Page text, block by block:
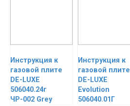
Инструкция к
газовой плите
DE-LUXE
506040.24г
ЧР-002 Grey
Инструкция к
газовой плите
DE-LUXE
Evolution
506040.01Г